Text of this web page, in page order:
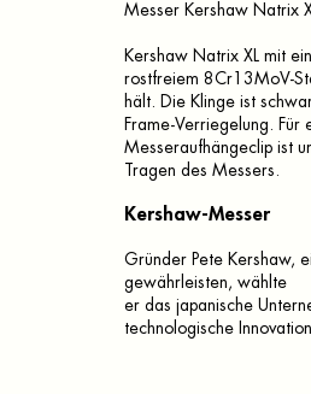
Messer Kershaw Natrix
Kershaw Natrix XL mit
rostfreiem 8Cr13MoV-
hält. Die Klinge ist
Frame-Verriegelung.
Messeraufhängeclip ist
Tragen des Messers.
Kershaw-Messer
Gründer Pete Kershaw,
gewährleisten, wählte
er das japanische
technologische